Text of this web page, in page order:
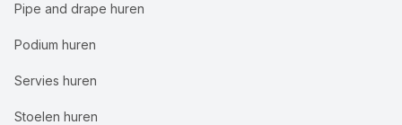
Pipe and drape huren
Podium huren
Servies huren
Stoelen huren